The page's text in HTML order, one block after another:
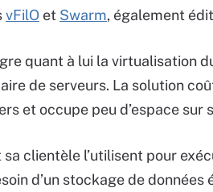
vFilO et Swarm, également
quant à lui la virtualisation
de serveurs. La solution
et occupe peu d’espace sur
sa clientèle l’utilisent pour
d’un stockage de